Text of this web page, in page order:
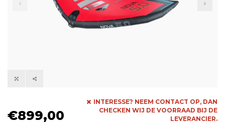
€899,00
INTERESSE? NEEM CONTACT OP, DAN
CHECKEN WIJ DE VOORRAAD BIJ DE
LEVERANCIER.